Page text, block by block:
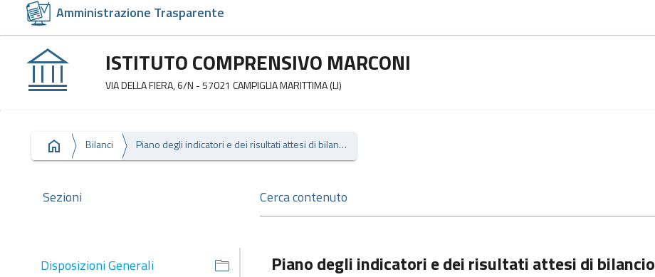
Amministrazione Trasparente
ISTITUTO COMPRENSIVO MARCONI
VIA DELLA FIERA, 6/N - 57021 CAMPIGLIA MARITTIMA (LI)
Bilanci Piano degli indicatori e dei risultati attesi di bilancio
Sezioni
Disposizioni Generali
Piano degli indicatori e dei risultati attesi di bilancio